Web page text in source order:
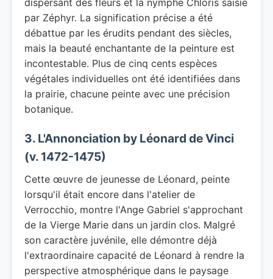
dispersant des fleurs et la nymphe Chloris saisie
par Zéphyr. La signification précise a été
débattue par les érudits pendant des siècles,
mais la beauté enchantante de la peinture est
incontestable. Plus de cinq cents espèces
végétales individuelles ont été identifiées dans
la prairie, chacune peinte avec une précision
botanique.
3. L'Annonciation by Léonard de Vinci
(v. 1472-1475)
Cette œuvre de jeunesse de Léonard, peinte
lorsqu'il était encore dans l'atelier de
Verrocchio, montre l'Ange Gabriel s'approchant
de la Vierge Marie dans un jardin clos. Malgré
son caractère juvénile, elle démontre déjà
l'extraordinaire capacité de Léonard à rendre la
perspective atmosphérique dans le paysage